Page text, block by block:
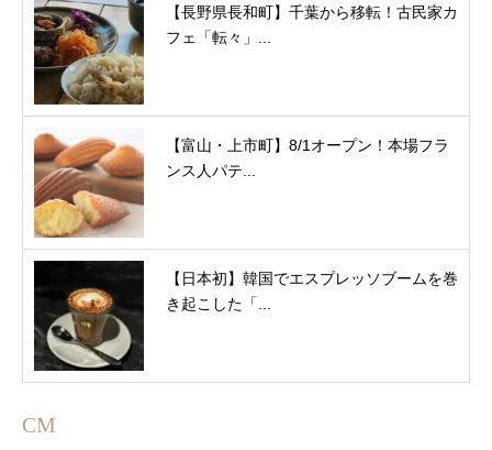
【長野県長和町】千葉から移転！古民家カ
フェ「転々」...
【富山・上市町】8/1オープン！本場フラ
ンス人パテ...
【日本初】韓国でエスプレッソブームを巻
き起こした「...
CM